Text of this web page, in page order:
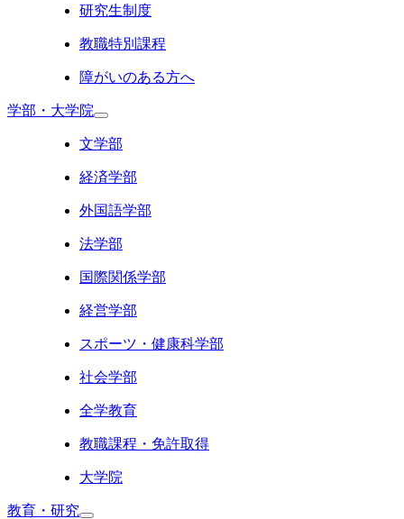
研究生制度
教職特別課程
障がいのある方へ
学部・大学院
文学部
経済学部
外国語学部
法学部
国際関係学部
経営学部
スポーツ・健康科学部
社会学部
全学教育
教職課程・免許取得
大学院
教育・研究